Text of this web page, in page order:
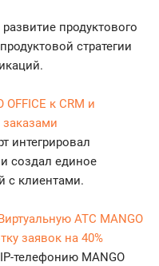
продуктового
стратегии
к CRM и
интегрировал
создал единое
с клиентами.
АТС MANGO
заявок на 40%
телефонию MANGO